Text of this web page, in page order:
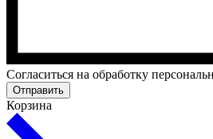
Cогласиться на обработку
Отправить
Корзина